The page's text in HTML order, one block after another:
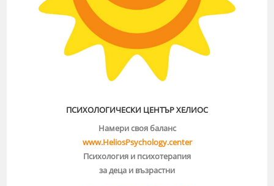
ПСИХОЛОГИЧЕСКИ ЦЕНТЪР ХЕЛИОС
Намери своя баланс
www.HeliosPsychology.center
Психология и психотерапия
за деца и възрастни